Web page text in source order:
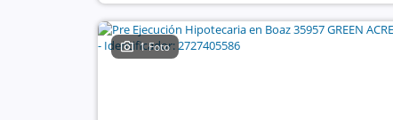
1 Foto